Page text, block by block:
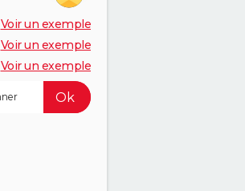
Voir un exemple
Voir un exemple
Voir un exemple